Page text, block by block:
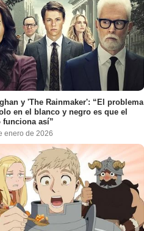
y 'The Rainmaker': “El problema
en el blanco y negro es que el
funciona así”
enero de 2026